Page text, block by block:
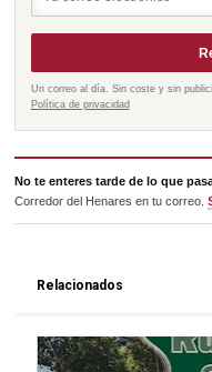
Un correo al día. Sin coste y sin
Política de privacidad
No te enteres tarde de lo que
Corredor del Henares en tu correo.
Relacionados